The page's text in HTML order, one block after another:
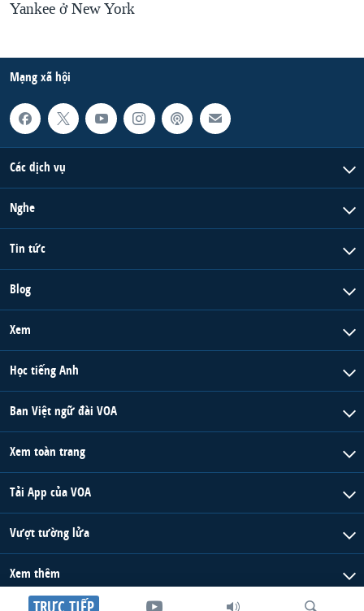
Yankee ở New York
Mạng xã hội
Các dịch vụ
Nghe
Tin tức
Blog
Xem
Học tiếng Anh
Ban Việt ngữ đài VOA
Xem toàn trang
Tải App của VOA
Vượt tường lửa
Xem thêm